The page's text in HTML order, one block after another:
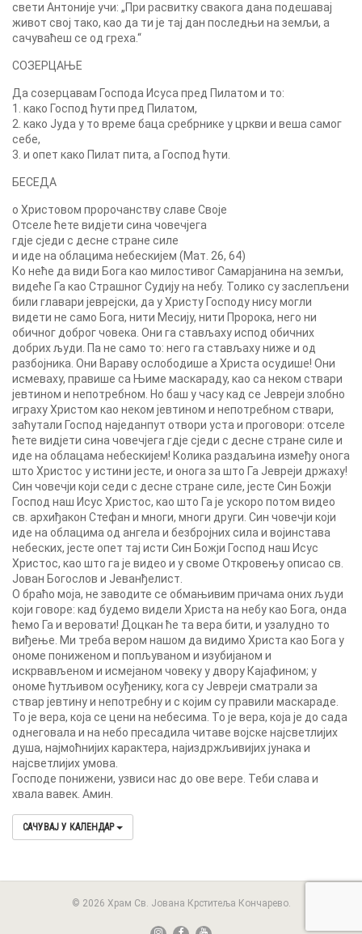
свети Антоније учи: „При расвитку свакога дана подешавај
живот свој тако, као да ти је тај дан последњи на земљи, а
сачуваћеш се од греха.“
СОЗЕРЦАЊЕ
Да созерцавам Господа Исуса пред Пилатом и то:
1. како Господ ћути пред Пилатом,
2. како Јуда у то време баца сребрнике у цркви и веша самог
себе,
3. и опет како Пилат пита, а Господ ћути.
БЕСЕДА
о Христовом пророчанству славе Своје
Отселе ћете видјети сина човечјега
гдје сједи с десне стране силе
и иде на облацима небескијем (Мат. 26, 64)
Ко неће да види Бога као милостивог Самарјанина на земљи,
видеће Га као Страшног Судију на небу. Толико су заслепљени
били главари јеврејски, да у Христу Господу нису могли
видети не само Бога, нити Месију, нити Пророка, него ни
обичног доброг човека. Они га стављаху испод обичних
добрих људи. Па не само то: него га стављаху ниже и од
разбојника. Они Вараву ослободише а Христа осудише! Они
исмеваху, правише са Њиме маскараду, као са неком ствари
јевтином и непотребном. Но баш у часу кад се Јевреји злобно
играху Христом као неком јевтином и непотребном ствари,
заћутали Господ наједанпут отвори уста и проговори: отселе
ћете видјети сина човечјега гдје сједи с десне стране силе и
иде на облацама небескијем! Колика раздаљина између онога
што Христос у истини јесте, и онога за што Га Јевреји држаху!
Син човечји који седи с десне стране силе, јесте Син Божји
Господ наш Исус Христос, као што Га је ускоро потом видео
св. архиђакон Стефан и многи, многи други. Син човечји који
иде на облацима од ангела и безбројних сила и војинстава
небеских, јесте опет тај исти Син Божји Господ наш Исус
Христос, као што га је видео и у своме Откровењу описао св.
Јован Богослов и Јеванђелист.
О браћо моја, не заводите се обмањивим причама оних људи
који говоре: кад будемо видели Христа на небу као Бога, онда
ћемо Га и веровати! Доцкан ће та вера бити, и узалудно то
виђење. Ми треба вером нашом да видимо Христа као Бога у
ономе пониженом и попљуваном и изубијаном и
искрвављеном и исмејаном човеку у двору Кајафином; у
ономе ћутљивом осуђенику, кога су Јевреји сматрали за
ствар јевтину и непотребну и с којим су правили маскараде.
То је вера, која се цени на небесима. То је вера, која је до сада
однеговала и на небо пресадила читаве војске најсветлијих
душа, најмоћнијих карактера, најиздржљивијих јунака и
најсветлијих умова.
Господе понижени, узвиси нас до ове вере. Теби слава и
хвала вавек. Амин.
САЧУВАЈ У КАЛЕНДАР
© 2026 Храм Св. Јована Крститеља Кончарево.